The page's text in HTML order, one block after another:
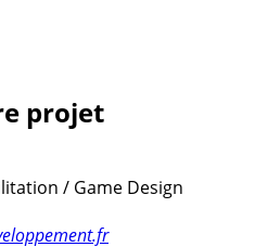
projet
/ Game Design